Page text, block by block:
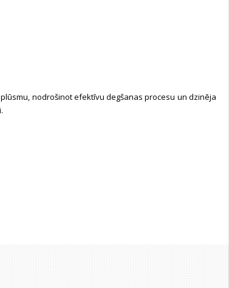
nodrošinot efektīvu degšanas procesu un dzinēja